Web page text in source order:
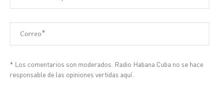
* Los comentarios son moderados. Radio Habana Cuba no se hace
responsable de las opiniones vertidas aquí.